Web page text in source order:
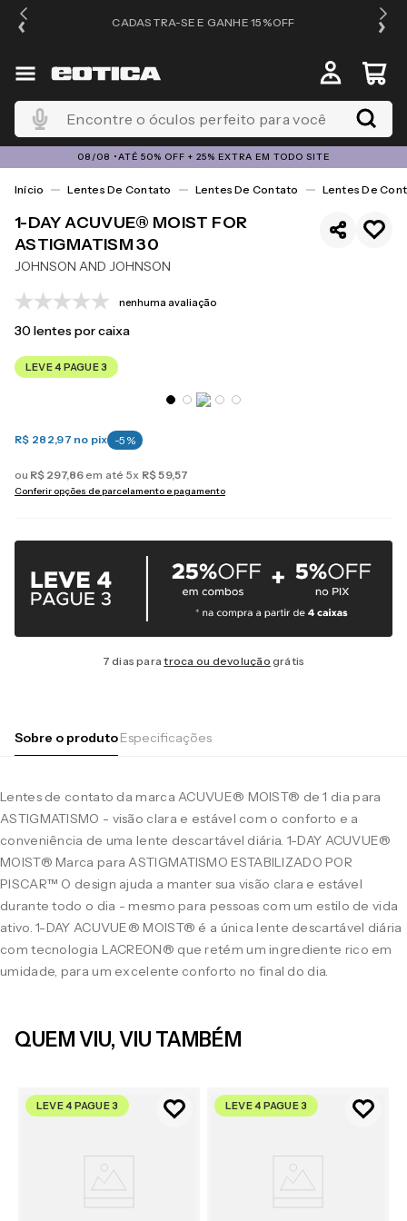
CADASTRA-SE E GANHE 15%OFF
Encontre o óculos perfeito para você
08/08 •ATÉ 50% OFF + 25% EXTRA EM TODO SITE
Lentes De Contato Lentes De Contato Lentes De
1-DAY ACUVUE® MOIST FOR
ASTIGMATISM 30
JOHNSON AND JOHNSON
nenhuma avaliação
30lentes por caixa
LEVE 4 PAGUE 3
R$ 282,97 no pix -5 %
ou R$ 297,86 em até 5x R$59,57
Conferir opções de parcelamento e pagamento
7 dias paratroca ou devolução grátis
Sobre o produtoEspecificações
Lentes de contato da marca ACUVUE® MOIST® de 1 dia para
ASTIGMATISMO - visão clara e estável com o conforto e a
conveniência de uma lente descartável diária. 1-DAY ACUVUE®
MOIST® Marca para ASTIGMATISMO ESTABILIZADO POR
PISCAR™ O design ajuda a manter sua visão clara e estável
durante todo o dia - mesmo para pessoas com um estilo de vida
ativo. 1-DAY ACUVUE® MOIST® é a única lente descartável diária
com tecnologia LACREON® que retém um ingrediente rico em
umidade, para um excelente conforto no final do dia.
QUEM VIU, VIU TAMBÉM
LEVE 4 PAGUE 3 LEVE 4 PAGUE 3